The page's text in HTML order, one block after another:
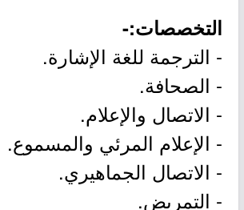
التخصصات:-
- الترجمة للغة الإشارة.
- الصحافة.
- الاتصال والإعلام.
- الإعلام المرئي والمسموع.
- الاتصال الجماهيري.
- التمريض.